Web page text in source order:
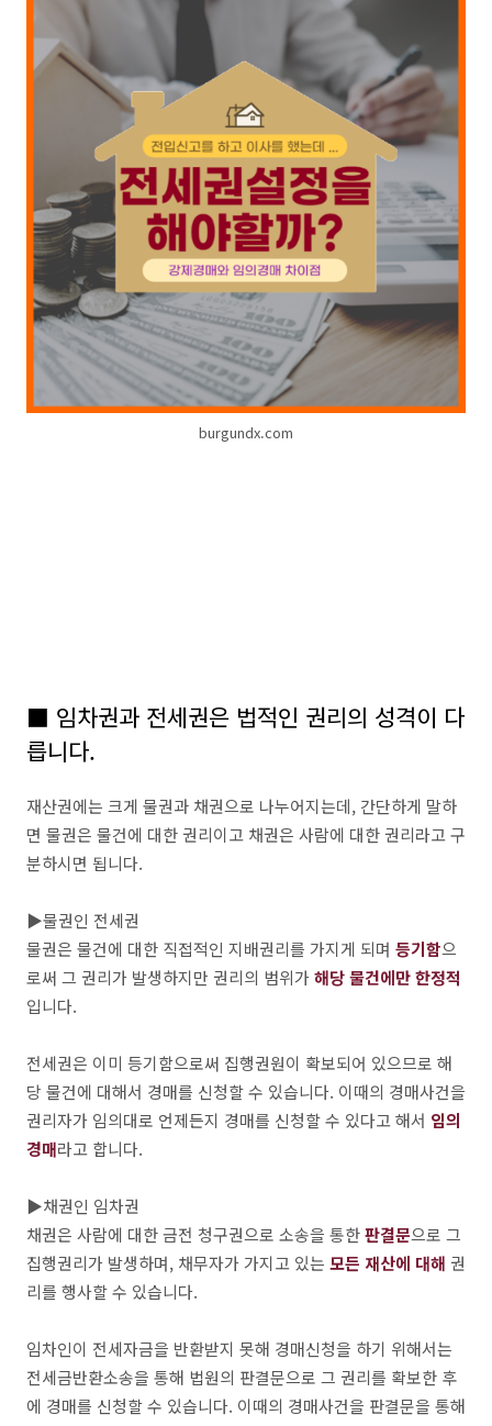
burgundx.com
■ 임차권과 전세권은 법적인 권리의 성격이 다
릅니다.
재산권에는 크게 물권과 채권으로 나누어지는데, 간단하게 말하
면 물권은 물건에 대한 권리이고 채권은 사람에 대한 권리라고 구
분하시면 됩니다.
▶물권인 전세권
물권은 물건에 대한 직접적인 지배권리를 가지게 되며 등기함으
로써 그 권리가 발생하지만 권리의 범위가해당 물건에만 한정적
입니다.
전세권은 이미 등기함으로써 집행권원이 확보되어 있으므로 해
당 물건에 대해서 경매를 신청할 수 있습니다. 이때의 경매사건을
권리자가 임의대로 언제든지 경매를 신청할 수 있다고 해서 임의
경매라고 합니다.
▶채권인 임차권
채권은 사람에 대한 금전 청구권으로 소송을 통한판결문으로 그
집행권리가 발생하며, 채무자가 가지고 있는 모든 재산에 대해 권
리를 행사할 수 있습니다.
임차인이 전세자금을 반환받지 못해 경매신청을 하기 위해서는
전세금반환소송을 통해 법원의 판결문으로 그 권리를 확보한 후
에 경매를 신청할 수 있습니다. 이때의 경매사건을 판결문을 통해